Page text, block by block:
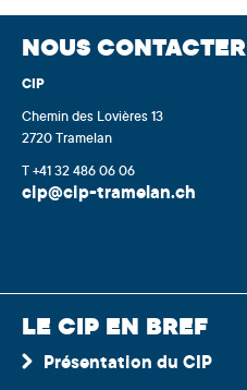
NOUS CONTACTER
CIP
Chemin des Lovières 13
2720 Tramelan
T +41 32 486 06 06
cip@cip-tramelan.ch
LE CIP EN BREF
Présentation du CIP